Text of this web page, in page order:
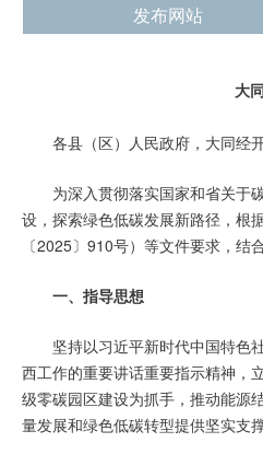
发布网站
大
各县（区）人民政府，大同经
为深入贯彻落实国家和省关于
设，探索绿色低碳发展新路径，根
〔2025〕910号）等文件要求，结
一、指导思想
坚持以习近平新时代中国特色
西工作的重要讲话重要指示精神，
级零碳园区建设为抓手，推动能源
量发展和绿色低碳转型提供坚实支撑